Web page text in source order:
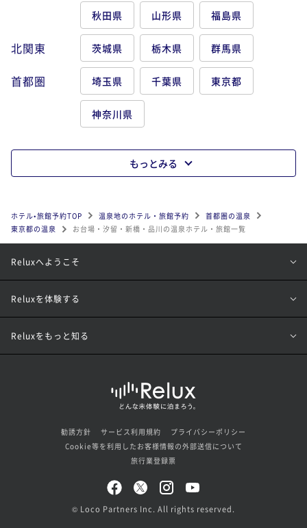
秋田県 山形県 福島県
北関東 茨城県 栃木県 群馬県
首都圏 埼玉県 千葉県 東京都
神奈川県
もっとみる
ホテル•旅館予約TOP 温泉地のホテル・旅館予約
首都圏の温泉
東京都の温泉
お台場・汐留・新橋・品川の温泉ホテル・旅館一覧
Reluxへようこそ
Reluxを体験する
Reluxをもっと知る
勧誘方針 サービス利用規約
プライバシーポリシー
Cookie等を利用したお客様情報の外部送信について
旅行業登録票
© Loco Partners Inc. All rights reserved.